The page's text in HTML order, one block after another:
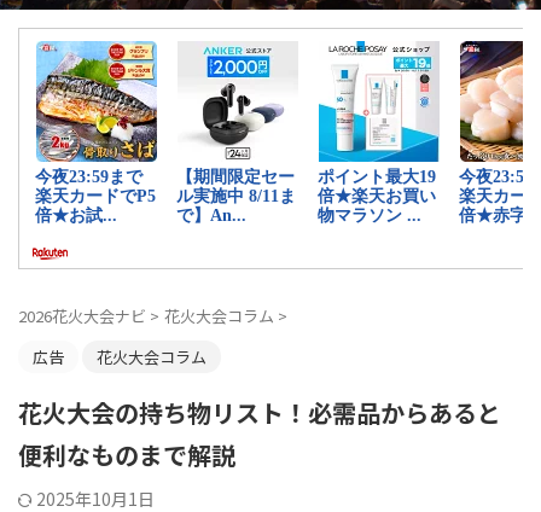
2026花火大会ナビ > 花火大会コラム >
広告
花火大会コラム
花火大会の持ち物リスト！必需品からあると
便利なものまで解説
2025年10月1日